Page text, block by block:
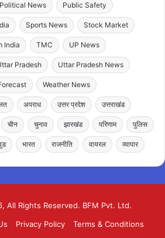
Political News Public Safety
Sports News Stock Market
India TMC UP News
Pradesh Uttar Pradesh News
Weather News
अपराध उत्तर प्रदेश उत्तराखंड
चीन चुनाव झारखंड परिणाम पुलिस
भारत राजनीति वायरल व्यापार
All Rights Reserved. BFM Pvt. Ltd.
Privacy Policy Terms & Conditions